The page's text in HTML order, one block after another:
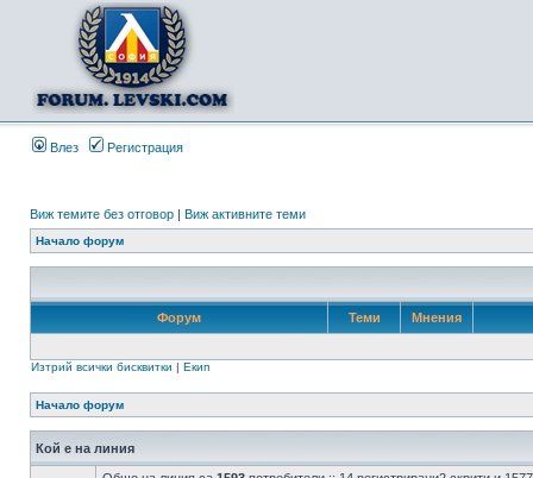
Влез Регистрация
Виж темите без отговор | Виж активните теми
Начало форум
Форум Теми Мнения
Изтрий всички бисквитки | Екип
Начало форум
Кой е на линия